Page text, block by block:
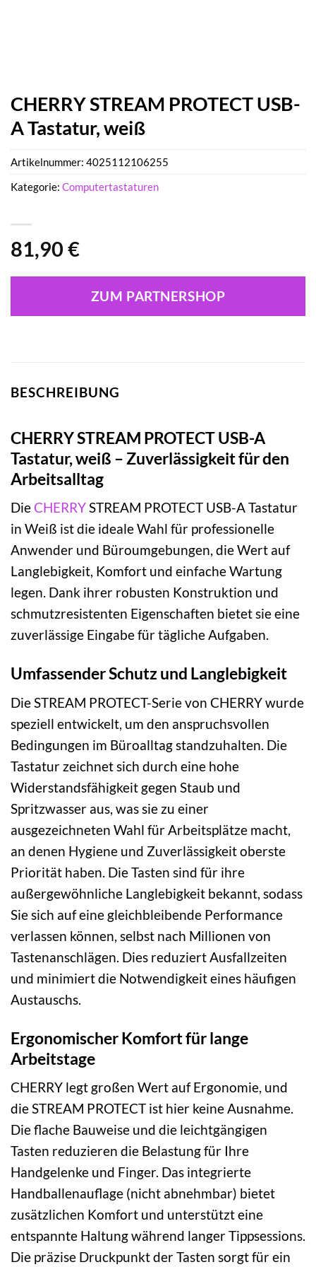
CHERRY STREAM PROTECT USB-
A Tastatur, weiß
81,90 €
ZUM PARTNERSHOP
Artikelnummer: 4025112106255
Kategorie: Computertastaturen
BESCHREIBUNG
CHERRY STREAM PROTECT USB-A
Tastatur, weiß – Zuverlässigkeit für den
Arbeitsalltag
Die CHERRYSTREAM PROTECT USB-A Tastatur
in Weiß ist die ideale Wahl für professionelle
Anwender und Büroumgebungen, die Wert auf
Langlebigkeit, Komfort und einfache Wartung
legen. Dank ihrer robusten Konstruktion und
schmutzresistenten Eigenschaften bietet sie eine
zuverlässige Eingabe für tägliche Aufgaben.
Umfassender Schutz und Langlebigkeit
Die STREAM PROTECT-Serie von CHERRY wurde
speziell entwickelt, um den anspruchsvollen
Bedingungen im Büroalltag standzuhalten. Die
Tastatur zeichnet sich durch eine hohe
Widerstandsfähigkeit gegen Staub und
Spritzwasser aus, was sie zu einer
ausgezeichneten Wahl für Arbeitsplätze macht,
an denen Hygiene und Zuverlässigkeit oberste
Priorität haben. Die Tasten sind für ihre
außergewöhnliche Langlebigkeit bekannt, sodass
Sie sich auf eine gleichbleibende Performance
verlassen können, selbst nach Millionen von
Tastenanschlägen. Dies reduziert Ausfallzeiten
und minimiert die Notwendigkeit eines häufigen
Austauschs.
Ergonomischer Komfort für lange
Arbeitstage
CHERRY legt großen Wert auf Ergonomie, und
die STREAM PROTECT ist hier keine Ausnahme.
Die flache Bauweise und die leichtgängigen
Tasten reduzieren die Belastung für Ihre
Handgelenke und Finger. Das integrierte
Handballenauflage (nicht abnehmbar) bietet
zusätzlichen Komfort und unterstützt eine
entspannte Haltung während langer Tippsessions.
Die präzise Druckpunkt der Tasten sorgt für ein